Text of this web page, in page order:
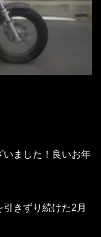
いました！良いお年
きずり続けた2月